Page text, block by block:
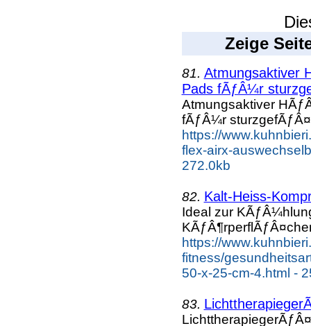
Zeige
81. Atmungsaktiver
Pads fÃƒÂ¼r
Atmungsaktiver
fÃƒÂ¼r
https://
flex-airx-
272.0kb
82. Kalt-Heiss-
Ideal zur
https://
fitness/
50-x-25-cm-4.html -
83.